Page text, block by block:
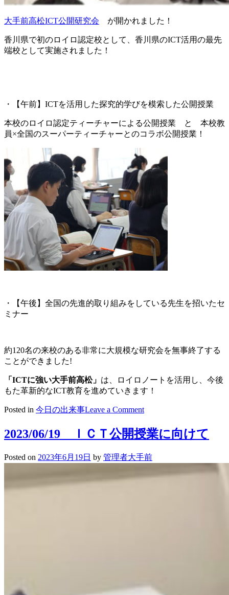
大手前高松ICT公開研究会 が開かれました！
香川県で初のロイロ認定校として、香川県のICT活用の最先
端校として実施されました！
・【午前】ICTを活用した探究的学びを模索した公開授業
本校のロイロ認定ティーチャーによる公開授業 と 本校教
員×全国のスーパーティーチャーとのコラボ公開授業！
・【午後】全国の先進的取り組みをしている先生を招いたセ
ミナー
約120名の来校のある非常に大規模な研究会を無事終了する
ことができました!
「ICTに強い大手前高松」 は、ロイロノートを活用し、今後
もた革新的なICT教育を進めていきます！
Posted in 今日の出来事Leave a Commenton
ICT
公
研
会
2023/06/19 ＩＣＴ公開授業に向けて
Posted on 2023年6月19日 by 管理者大手前